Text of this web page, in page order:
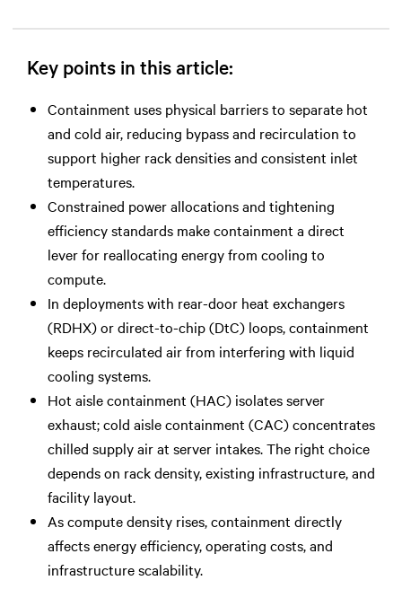
Key points in this article:
Containment uses physical barriers to separate hot
and cold air, reducing bypass and recirculation to
support higher rack densities and consistent inlet
temperatures.
Constrained power allocations and tightening
efficiency standards make containment a direct
lever for reallocating energy from cooling to
compute.
In deployments with rear-door heat exchangers
(RDHX) or direct-to-chip (DtC) loops, containment
keeps recirculated air from interfering with liquid
cooling systems.
Hot aisle containment (HAC) isolates server
exhaust; cold aisle containment (CAC) concentrates
chilled supply air at server intakes. The right choice
depends on rack density, existing infrastructure, and
facility layout.
As compute density rises, containment directly
affects energy efficiency, operating costs, and
infrastructure scalability.